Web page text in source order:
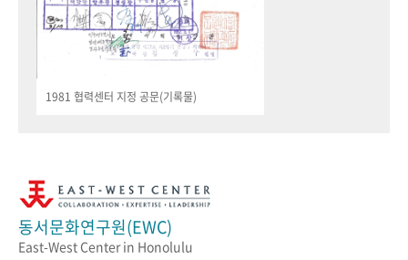
1981 협력센터 지정 공문(기록물)
동서문화연구원(EWC)
East-West Center in Honolulu